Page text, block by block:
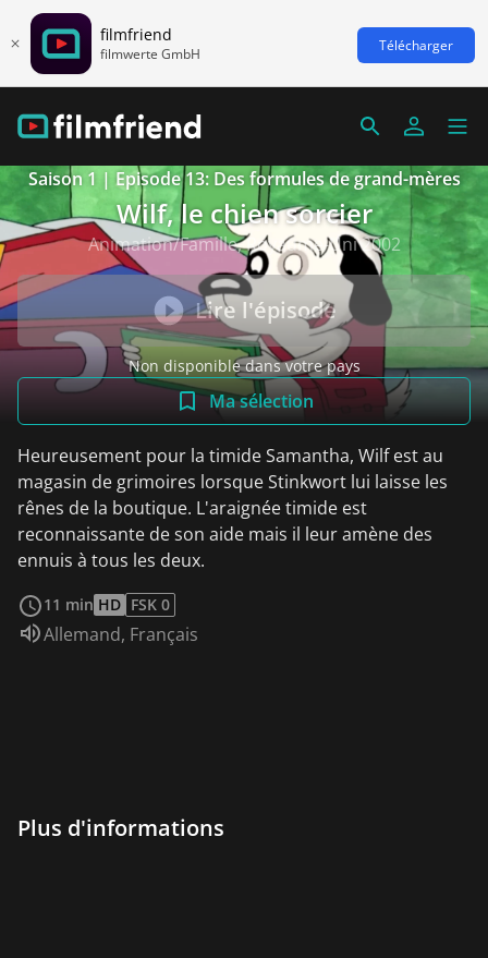
filmfriend
filmwerte GmbH Télécharger
Saison 1 | Episode 13: Des formules de grand-mères
Wilf, le chien sorcier
Animation/Famille, Royaume-Uni 2002
Lire l'épisode
Non disponible dans votre pays
Ma sélection
Heureusement pour la timide Samantha, Wilf est au
magasin de grimoires lorsque Stinkwort lui laisse les
rênes de la boutique. L'araignée timide est
reconnaissante de son aide mais il leur amène des
ennuis à tous les deux.
11 min HD FSK 0
Audio :
Allemand, Français
Plus d'informations